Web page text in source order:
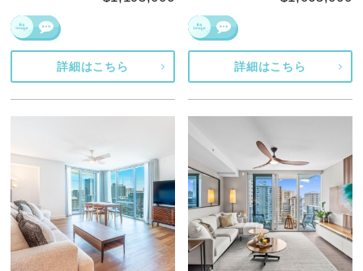
詳細はこちら 詳細はこちら